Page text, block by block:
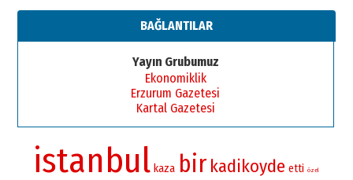
BAĞLANTILAR
Yayın Grubumuz
Ekonomiklik
Erzurum Gazetesi
Kartal Gazetesi
istanbul kaza bir kadikoyde etti özel